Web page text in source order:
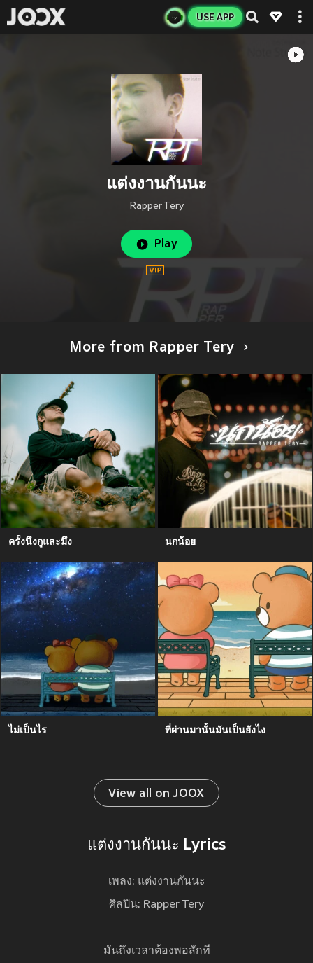
USE APP
แต่งงานกันนะ
Rapper Tery
Play
More from Rapper Tery
ครั้งนึงกูและมึง นกน้อย
ไม่เป็นไร ที่ผ่านมานั้นมันเป็นยังไง
View all on JOOX
แต่งงานกันนะ Lyrics
เพลง: แต่งงานกันนะ
ศิลปิน: Rapper Tery
มันถึงเวลาต้องพอสักที